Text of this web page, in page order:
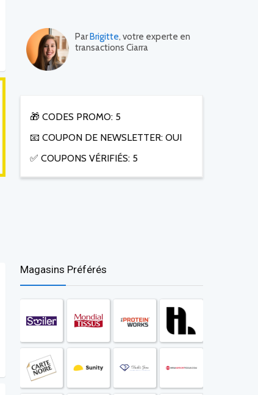
ParBrigitte, votre experte en
transactions Ciarra
🎁 CODES PROMO: 5
📧 COUPON DE NEWSLETTER: OUI
✅ COUPONS VÉRIFIÉS: 5
Magasins Préférés